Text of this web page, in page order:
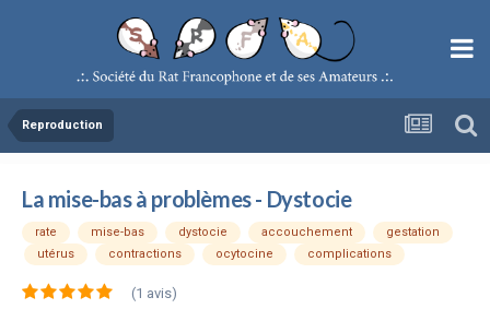
Reproduction
La mise-bas à problèmes - Dystocie
rate mise-bas dystocie accouchement
gestation
utérus
contractions ocytocine complications
(1 avis)